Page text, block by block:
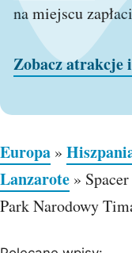
na miejscu
Zobacz atrakcje
Europa »
Lanzarote »
Park Narodowy